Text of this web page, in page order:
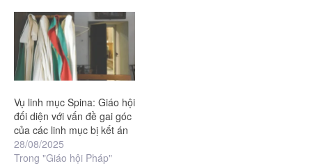
Vụ linh mục Spina: Giáo hội
đối diện với vấn đề gai góc
của các linh mục bị kết án
28/08/2025
Trong "Giáo hội Pháp"